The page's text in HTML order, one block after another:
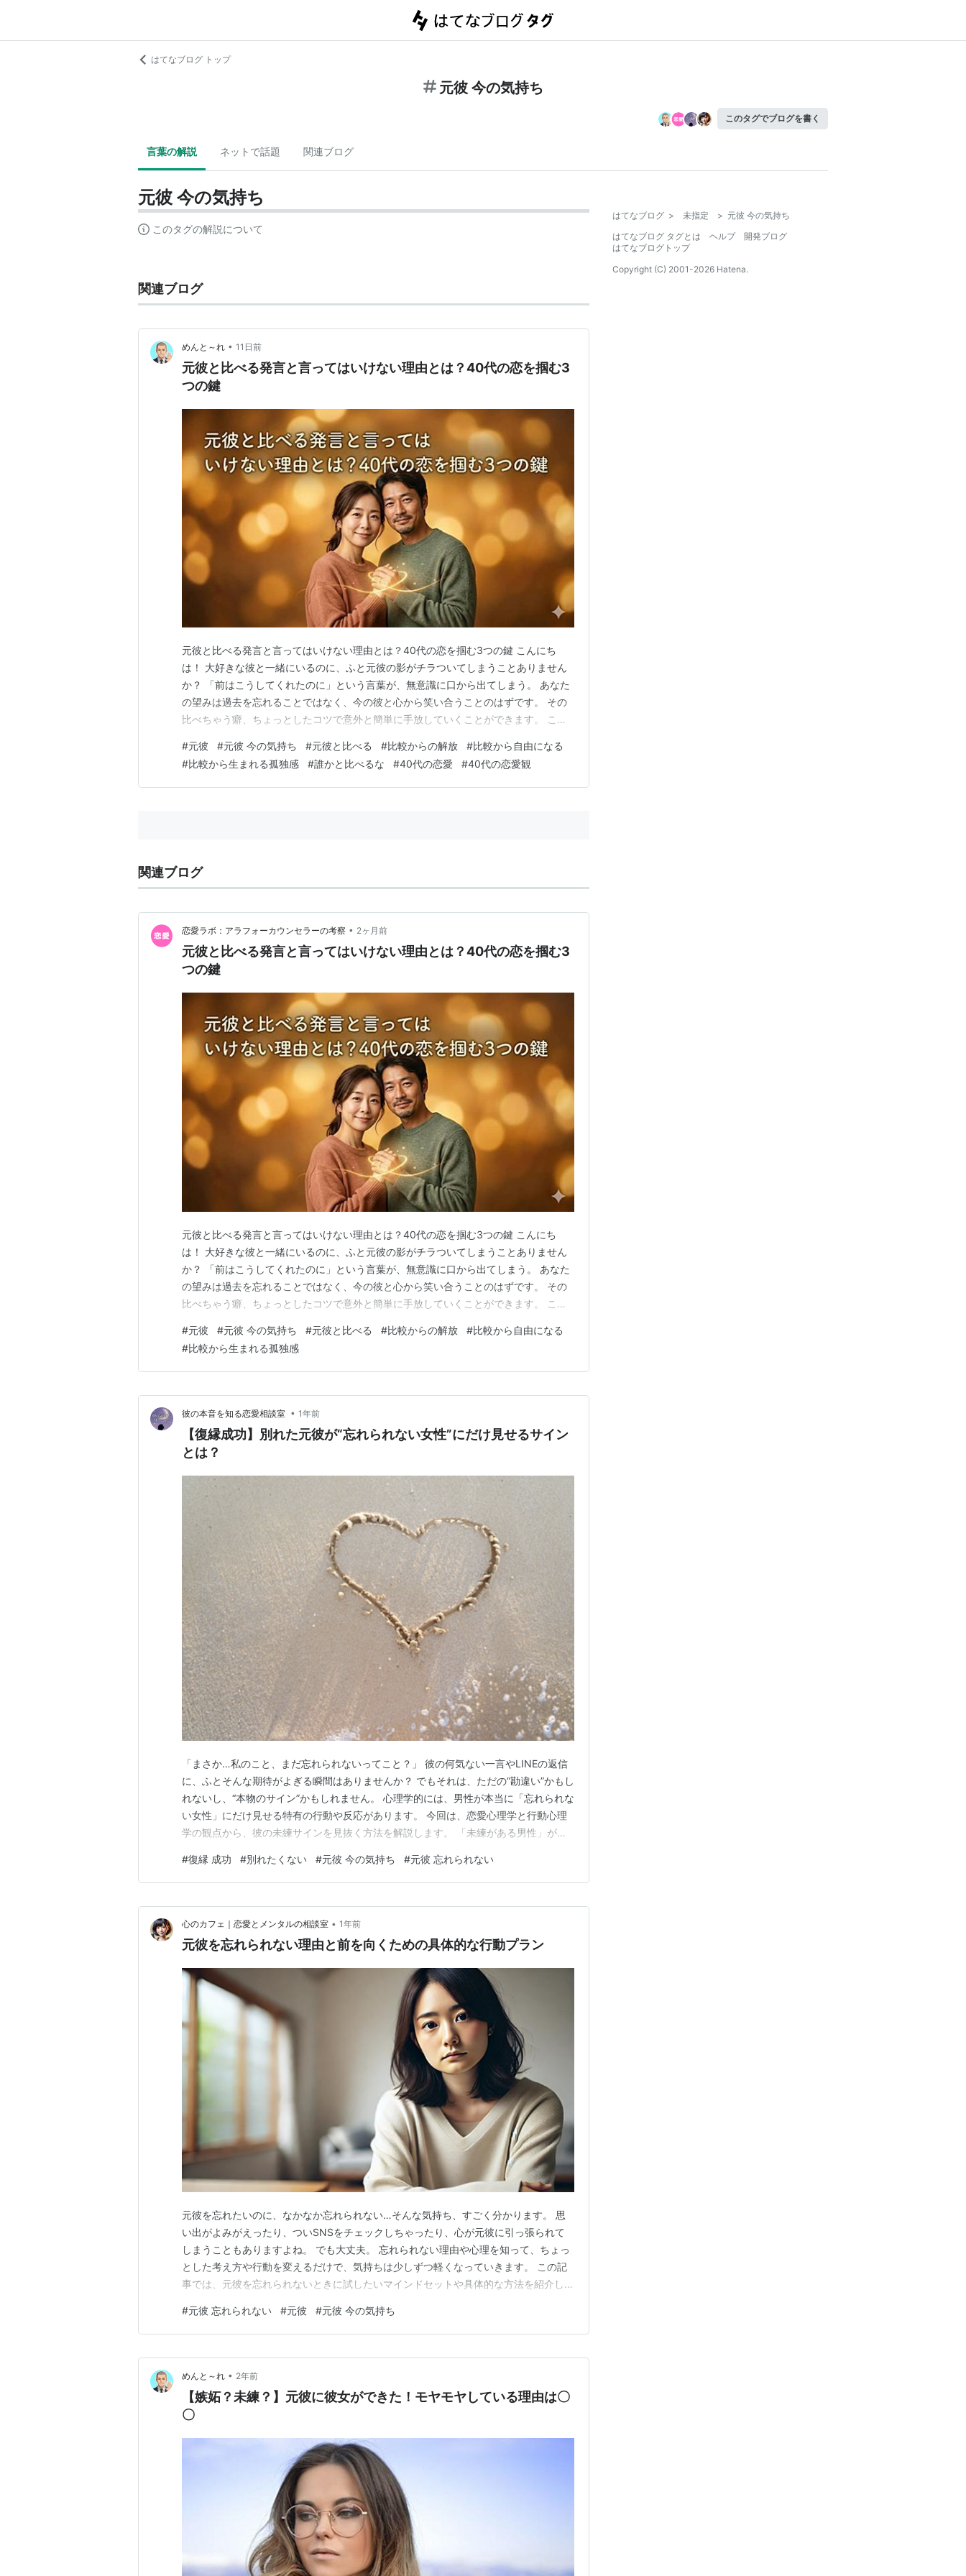
はてなブログ トップ
元彼 今の気持ち
このタグでブログを書く
言葉の解説 ネットで話題 関連ブログ
元彼 今の気持ち
このタグの解説について
関連ブログ
めんと～れ • 11日前
元彼と比べる発言と言ってはいけない理由とは？40代の恋を掴む3
つの鍵
元彼と比べる発言と言ってはいけない理由とは？40代の恋を掴む3つの鍵 こんにち
は！ 大好きな彼と一緒にいるのに、ふと元彼の影がチラついてしまうことありません
か？ 「前はこうしてくれたのに」という言葉が、無意識に口から出てしまう。 あなた
の望みは過去を忘れることではなく、今の彼と心から笑い合うことのはずです。 その
比べちゃう癖、ちょっとしたコツで意外と簡単に手放していくことができます。 この
じられるようになりますよ。 それではスタート！ つい口から出てしまう…「元彼と比
べる発言」は言っては いけない？ わかっていても比…
#元彼 #元彼 今の気持ち #元彼と比べる #比較からの解放 #比較から自由になる
#比較から生まれる孤独感 #誰かと比べるな #40代の恋愛 #40代の恋愛観
関連ブログ
恋愛ラボ：アラフォーカウンセラーの考察 • 2ヶ月前
元彼と比べる発言と言ってはいけない理由とは？40代の恋を掴む3
つの鍵
元彼と比べる発言と言ってはいけない理由とは？40代の恋を掴む3つの鍵 こんにち
は！ 大好きな彼と一緒にいるのに、ふと元彼の影がチラついてしまうことありません
か？ 「前はこうしてくれたのに」という言葉が、無意識に口から出てしまう。 あなた
の望みは過去を忘れることではなく、今の彼と心から笑い合うことのはずです。 その
比べちゃう癖、ちょっとしたコツで意外と簡単に手放していくことができます。 この
じられるようになりますよ。 それではスタート！ つい口から出てしまう…「元彼と比
べる発言」は言っては いけない？ わかっていても比…
#元彼 #元彼 今の気持ち #元彼と比べる #比較からの解放 #比較から自由になる
#比較から生まれる孤独感
彼の本音を知る恋愛相談室 • 1年前
【復縁成功】別れた元彼が“忘れられない女性”にだけ見せるサイン
とは？
「まさか…私のこと、まだ忘れられないってこと？」 彼の何気ない一言やLINEの返信
に、ふとそんな期待がよぎる瞬間はありませんか？ でもそれは、ただの“勘違い”かもし
れないし、“本物のサイン”かもしれません。 心理学的には、男性が本当に「忘れられな
い女性」にだけ見せる特有の行動や反応があります。 今回は、恋愛心理学と行動心理
学の観点から、彼の未練サインを見抜く方法を解説します。 「未練がある男性」が無
たとえばストーリーを毎回見てくる、いいねだけは欠かさず押してくる、など。 これ
は「気にしている」「忘れられな…
#復縁 成功 #別れたくない #元彼 今の気持ち #元彼 忘れられない
心のカフェ｜恋愛とメンタルの相談室 • 1年前
元彼を忘れられない理由と前を向くための具体的な行動プラン
元彼を忘れたいのに、なかなか忘れられない…そんな気持ち、すごく分かります。 思
い出がよみがえったり、ついSNSをチェックしちゃったり、心が元彼に引っ張られて
しまうこともありますよね。 でも大丈夫。 忘れられない理由や心理を知って、ちょっ
とした考え方や行動を変えるだけで、気持ちは少しずつ軽くなっていきます。 この記
事では、元彼を忘れられないときに試したいマインドセットや具体的な方法を紹介しま
い理由と心理 元彼が忘れられないのには、さまざまな心理的な理由があります。思い
出が美化されたり、新しい恋に踏み出せなかったり……
#元彼 忘れられない #元彼 #元彼 今の気持ち
めんと～れ • 2年前
【嫉妬？未練？】元彼に彼女ができた！モヤモヤしている理由は〇
〇
はてなブログ > 未指定 > 元彼 今の気持ち
はてなブログ タグとは
ヘルプ
開発ブログ
はてなブログトップ
Copyright (C) 2001-2026 Hatena.